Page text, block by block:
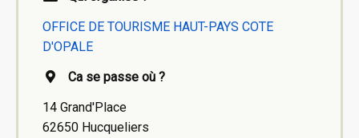
OFFICE DE TOURISME HAUT-PAYS COTE
D'OPALE
Ca se passe où ?
14 Grand'Place
62650 Hucqueliers